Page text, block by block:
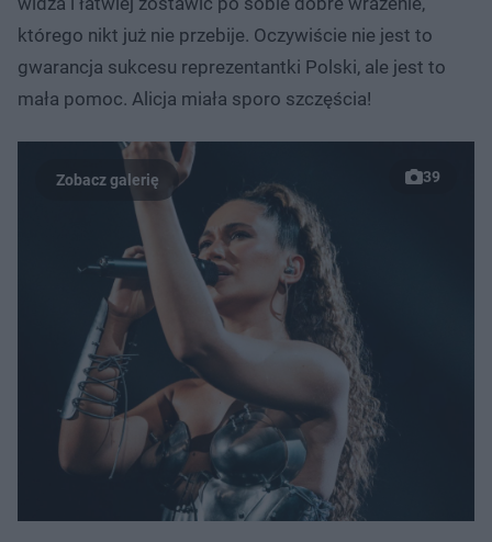
którego nikt już nie przebije. Oczywiście nie jest to
gwarancja sukcesu reprezentantki Polski, ale jest to
mała pomoc. Alicja miała sporo szczęścia!
39